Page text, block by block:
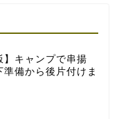
】キャンプで串揚
準備から後片付けま